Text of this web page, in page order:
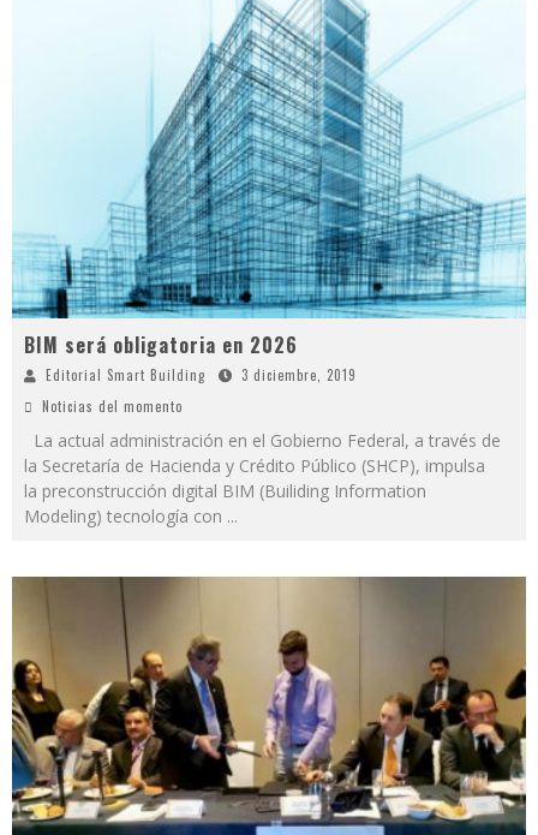
BIM será obligatoria en 2026
Editorial Smart Building
3 diciembre, 2019
Noticias del momento
La actual administración en el Gobierno Federal, a través de
la Secretaría de Hacienda y Crédito Público (SHCP), impulsa
la preconstrucción digital BIM (Builiding Information
Modeling) tecnología con ...